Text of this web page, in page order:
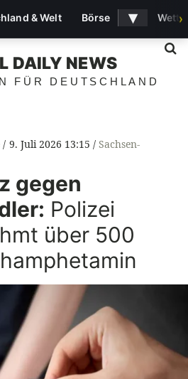
DAILY NEWS
FÜR DEUTSCHLAND
9. Juli 2026 13:15
Sachsen-
gegen
Polizei
über 500
& Welt Börse ▾ ›